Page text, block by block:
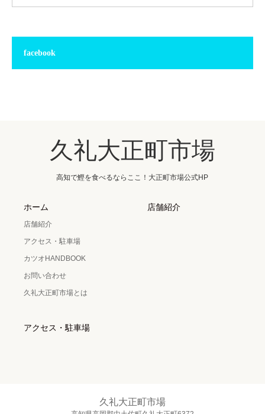
facebook
久礼大正町市場
高知で鰹を食べるならここ！大正町市場公式HP
ホーム
店舗紹介
アクセス・駐車場
カツオHANDBOOK
お問い合わせ
久礼大正町市場とは
店舗紹介
アクセス・駐車場
久礼大正町市場